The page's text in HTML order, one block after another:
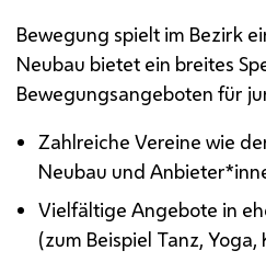
Bewegung spielt im Bezirk
Neubau bietet ein breites
Bewegungsangeboten für
Zahlreiche Vereine wie
Neubau und
Vielfältige Angebote in
(zum Beispiel Tanz,